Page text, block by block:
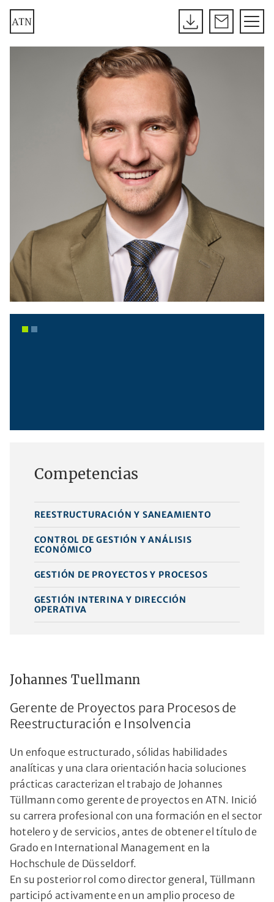
Competencias
REESTRUCTURACIÓN Y SANEAMIENTO
CONTROL DE GESTIÓN Y ANÁLISIS
ECONÓMICO
GESTIÓN DE PROYECTOS Y PROCESOS
GESTIÓN INTERINA Y DIRECCIÓN
OPERATIVA
Johannes Tuellmann
Gerente de Proyectos para Procesos de
Reestructuración e Insolvencia
Un enfoque estructurado, sólidas habilidades
analíticas y una clara orientación hacia soluciones
prácticas caracterizan el trabajo de Johannes
Tüllmann como gerente de proyectos en ATN. Inició
su carrera profesional con una formación en el sector
hotelero y de servicios, antes de obtener el título de
Grado en International Management en la
Hochschule de Düsseldorf.
En su posterior rol como director general, Tüllmann
participó activamente en un amplio proceso de